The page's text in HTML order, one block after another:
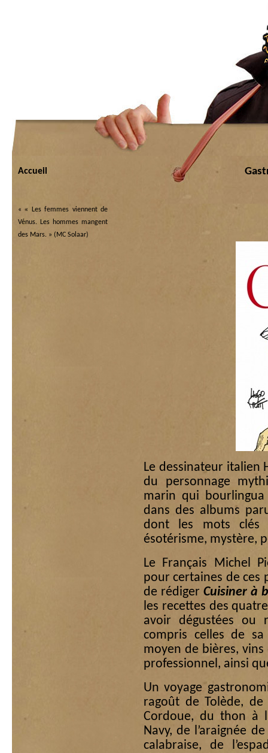
Accueil
«« Les femmes viennent de
Vénus. Les hommes mangent
des Mars. » (MC Solaar)
Le dessinateur italien
du personnage
marin qui
dans des albums
dont les mots clés
ésotérisme, mystère,
Le Français Michel
pour certaines de ces
de rédigerCuisiner à
les recettes des
avoir dégustées ou
compris celles de
moyen de bières,
professionnel, ainsi
Un voyage
ragoût de Tolède,
Cordoue, du thon à
Navy, de l’araignée
calabraise, de